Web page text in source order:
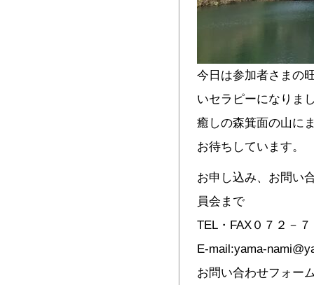
今日は参加者さまの
いセラピーになりま
癒しの森箕面の山に
お待ちしています。
お申し込み、お問い
員会まで
TEL・FAX０７２－
E-mail:yama-
お問い合わせフォー